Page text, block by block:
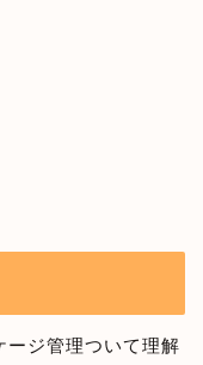
ジ管理ついて理解